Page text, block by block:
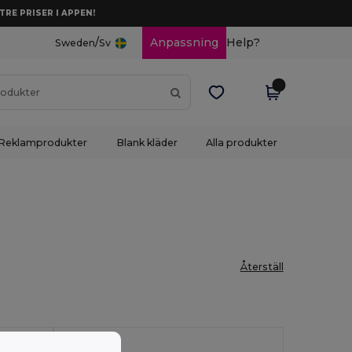
PRISER I APPEN!
Sweden/Sv Anpassning Help?
Blank kläder Alla produkter
Återställ